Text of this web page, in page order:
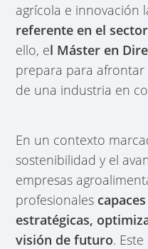
agrícola e innovación
referente en el
ello, el Máster en
prepara para
de una industria en
En un contexto
sostenibilidad y el
empresas
profesionales
estratégicas,
visión de futuro.